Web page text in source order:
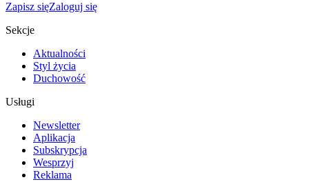
Zapisz sięZaloguj się
Sekcje
Aktualności
Styl życia
Duchowość
Usługi
Newsletter
Aplikacja
Subskrypcja
Wesprzyj
Reklama